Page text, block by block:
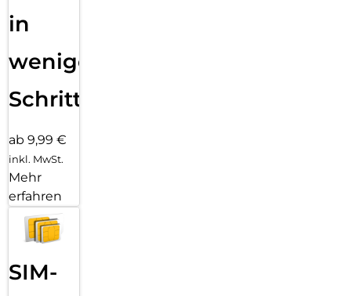
in
wenigen
Schritten
ab 9,99 €
inkl. MwSt.
Mehr
erfahren
SIM-